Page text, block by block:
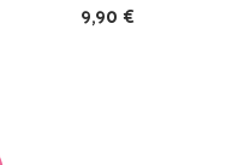
9,90 €